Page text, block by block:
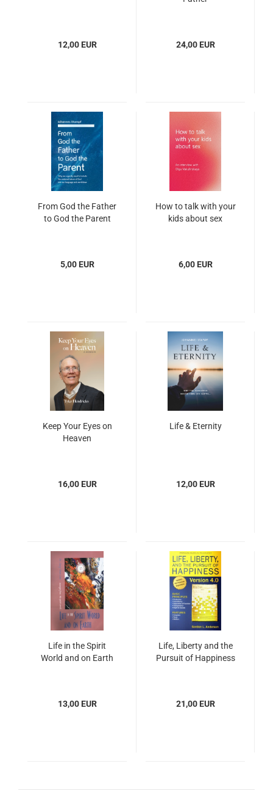
12,00 EUR 24,00 EUR
From God the Father
to God the Parent
5,00 EUR
How to talk with your
kids about sex
6,00 EUR
Keep Your Eyes on
Heaven
16,00 EUR
Life & Eternity
12,00 EUR
Life in the Spirit
World and on Earth
13,00 EUR
Life, Liberty and the
Pursuit of Happiness
21,00 EUR